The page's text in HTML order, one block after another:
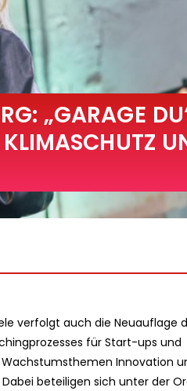
„GARAGE
verfolgt auch die Neuauflage
für Start-ups und
Innovation
beteiligen sich unter der